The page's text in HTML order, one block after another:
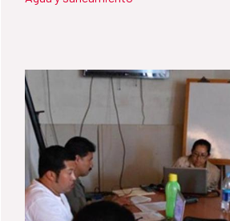
saneamiento a 19 ciudades
eficiencia y de manera
lidera la coordinación de las
impulsando la configuración